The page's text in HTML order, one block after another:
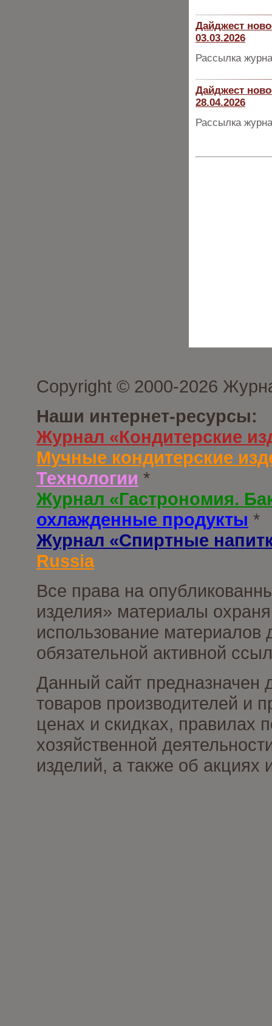
Дайджест
03.03.2026
Рассылка
Дайджест
28.04.2026
Рассылка
Copyright © 2000-2026
Наши интернет-ресурсы:
Журнал «Кондитерские
Мучные кондитерские
Технологии *
Журнал «Гастрономия.
охлажденные продукты *
Журнал «Спиртные
Russia
Все права на
изделия» материалы
использование материалов
обязательной активной
Данный сайт предназначен
товаров производителей и
ценах и скидках, правилах
хозяйственной
изделий, а также об